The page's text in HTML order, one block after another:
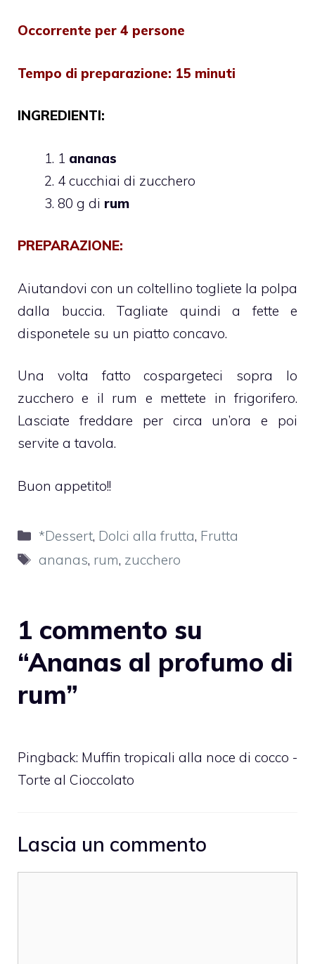
Occorrente per 4 persone
Tempo di preparazione: 15 minuti
INGREDIENTI:
1 ananas
4 cucchiai di zucchero
80 g di rum
PREPARAZIONE:
Aiutandovi con un coltellino togliete la polpa
dalla buccia. Tagliate quindi a fette e
disponetele su un piatto concavo.
Una volta fatto cospargeteci sopra lo
zucchero e il rum e mettete in frigorifero.
Lasciate freddare per circa un’ora e poi
servite a tavola.
Buon appetito!!
Categorie
*Dessert, Dolci alla frutta, Frutta
Tag
ananas, rum, zucchero
1 commento su
“Ananas al profumo di
rum”
Pingback: Muffin tropicali alla noce di cocco -
Torte al Cioccolato
Lascia un commento